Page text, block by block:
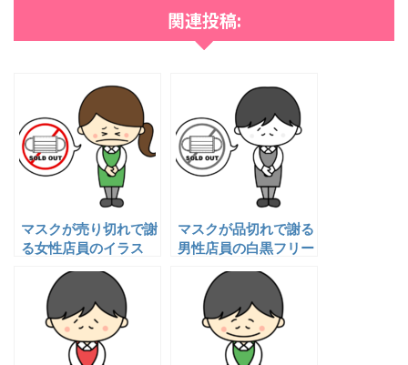
関連投稿:
マスクが売り切れで謝
る女性店員のイラス
マスクが品切れで謝る
男性店員の白黒フリー